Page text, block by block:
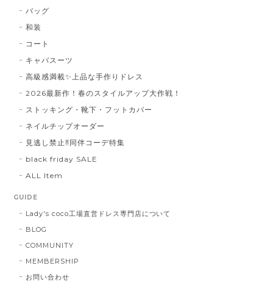
バッグ
和装
コート
キャバスーツ
高級感満載✨上品な手作りドレス
2026最新作！春のスタイルアップ大作戦！
ストッキング・靴下・フットカバー
ネイルチップオーダー
見逃し禁止‼同伴コーデ特集
black friday SALE
ALL Item
GUIDE
Lady's coco工場直営ドレス専門店について
BLOG
COMMUNITY
MEMBERSHIP
お問い合わせ